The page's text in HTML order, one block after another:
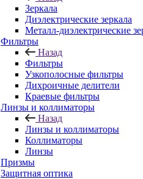
Зеркала
Диэлектрические зеркала
Металл-диэлектрические
Фильтры
Назад
Фильтры
Узкополосные фильтры
Дихроичные делители
Краевые фильтры
Линзы и коллиматоры
Назад
Линзы и коллиматоры
Коллиматоры
Линзы
Призмы
Защитная оптика